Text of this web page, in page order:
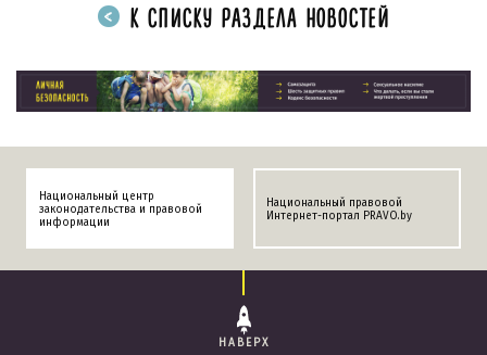
К СПИСКУ РАЗДЕЛА НОВОСТЕЙ
Национальный центр
законодательства и правовой
информации
Национальный правовой
Интернет-портал PRAVO.by
НАВЕРХ